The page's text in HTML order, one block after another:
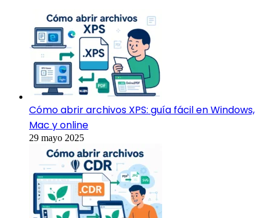
Cómo abrir archivos XPS: guía fácil en Windows,
Mac y online
29 mayo 2025